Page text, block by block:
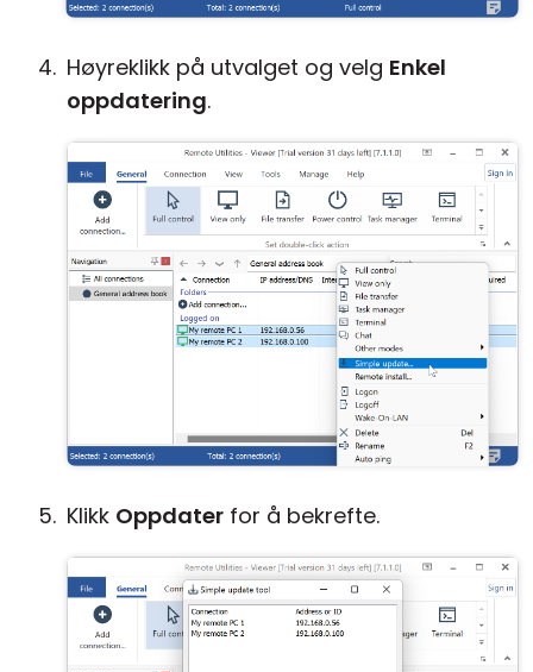
Høyreklikk på utvalget og velg Enkel
oppdatering.
Klikk Oppdater for å bekrefte.